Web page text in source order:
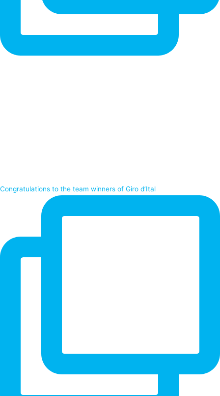
Congratulations to the team winners of Giro d’Ital